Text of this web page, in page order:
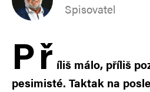
Spisovatel
Př íliš málo, příliš
pesimisté. Taktak na